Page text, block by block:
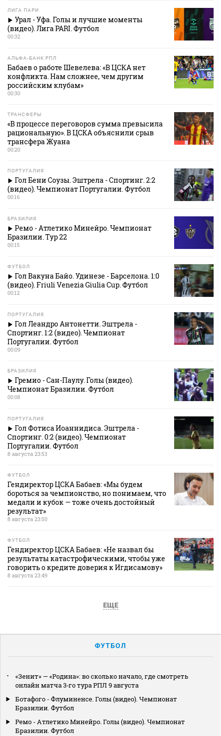
ЛИГА ПАРИ
Урал - Уфа. Голы и лучшие моменты
(видео). Лига PARI. Футбол
00:32
АЛЬФА-БАНК РПЛ
Бабаев о работе Шевелева: «В ЦСКА нет
конфликта. Нам сложнее, чем другим
российским клубам»
00:30
ТРАНСФЕРЫ
«В процессе переговоров сумма превысила
рациональную». В ЦСКА объяснили срыв
трансфера Жуана
00:20
ПОРТУГАЛИЯ
Гол Бени Соузы. Эштрела - Спортинг. 2:2
(видео). Чемпионат Португалии. Футбол
00:16
БРАЗИЛИЯ
Ремо - Атлетико Минейро. Чемпионат
Бразилии. Тур 22
00:15
ФУТБОЛ
Гол Вакуна Байо. Удинезе - Барселона. 1:0
(видео). Friuli Venezia Giulia Cup. Футбол
00:12
ПОРТУГАЛИЯ
Гол Леандро Антонетти. Эштрела -
Спортинг. 1:2 (видео). Чемпионат
Португалии. Футбол
00:09
БРАЗИЛИЯ
Гремио - Сан-Паулу. Голы (видео).
Чемпионат Бразилии. Футбол
00:08
ПОРТУГАЛИЯ
Гол Фотиса Иоаннидиса. Эштрела -
Спортинг. 0:2 (видео). Чемпионат
Португалии. Футбол
8 августа 23:53
ФУТБОЛ
Гендиректор ЦСКА Бабаев: «Мы будем
бороться за чемпионство, но понимаем, что
медали и кубок — тоже очень достойный
результат»
8 августа 23:50
ФУТБОЛ
Гендиректор ЦСКА Бабаев: «Не назвал бы
результаты катастрофическими, чтобы уже
говорить о кредите доверия к Игдисамову»
8 августа 23:49
ЕЩЕ
ФУТБОЛ
«Зенит» — «Родина»: во сколько начало, где смотреть
онлайн матча 3‑го тура РПЛ 9 августа
Ботафого - Флуминенсе. Голы (видео). Чемпионат
Бразилии. Футбол
Ремо - Атлетико Минейро. Голы (видео). Чемпионат
Бразилии. Футбол